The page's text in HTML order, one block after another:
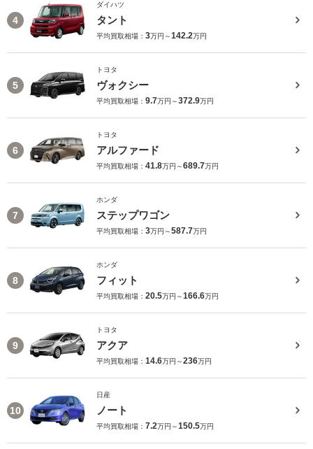
4
ダイハツ
タント
平均買取相場： 3万円～142.2万円
5
トヨタ
ヴォクシー
平均買取相場： 9.7万円～372.9万円
6
トヨタ
アルファード
平均買取相場： 41.8万円～689.7万円
7
ホンダ
ステップワゴン
平均買取相場： 3万円～587.7万円
8
ホンダ
フィット
平均買取相場： 20.5万円～166.6万円
9
トヨタ
アクア
平均買取相場： 14.6万円～236万円
10
日産
ノート
平均買取相場： 7.2万円～150.5万円